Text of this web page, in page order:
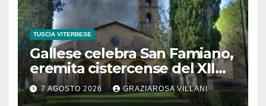
TUSCIA VITERBESE
Gallese celebra San Famiano,
eremita cistercense del XII
secolo
7 AGOSTO 2026 GRAZIAROSA VILLANI